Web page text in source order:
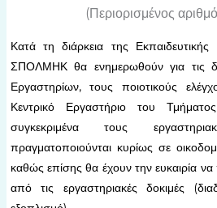
(Περιορισμένος
Κατά τη διάρκεια της
ΣΠΟΛΜΗΚ θα ενημερωθούν για τις
Εργαστηρίων, τους ποιοτικούς
Κεντρικό Εργαστήριο του
συγκεκριμένα τους
πραγματοποιούνται κυρίως σε
καθώς επίσης θα έχουν την ευκαιρία
από τις εργαστηριακές δοκιμές